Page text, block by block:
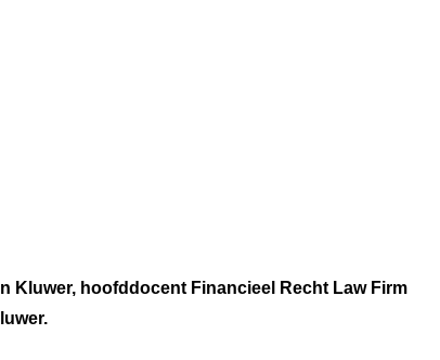
Kluwer, hoofddocent Financieel Recht Law Firm